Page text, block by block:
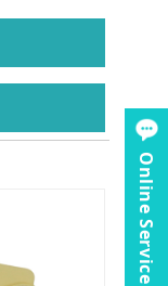
Online Service